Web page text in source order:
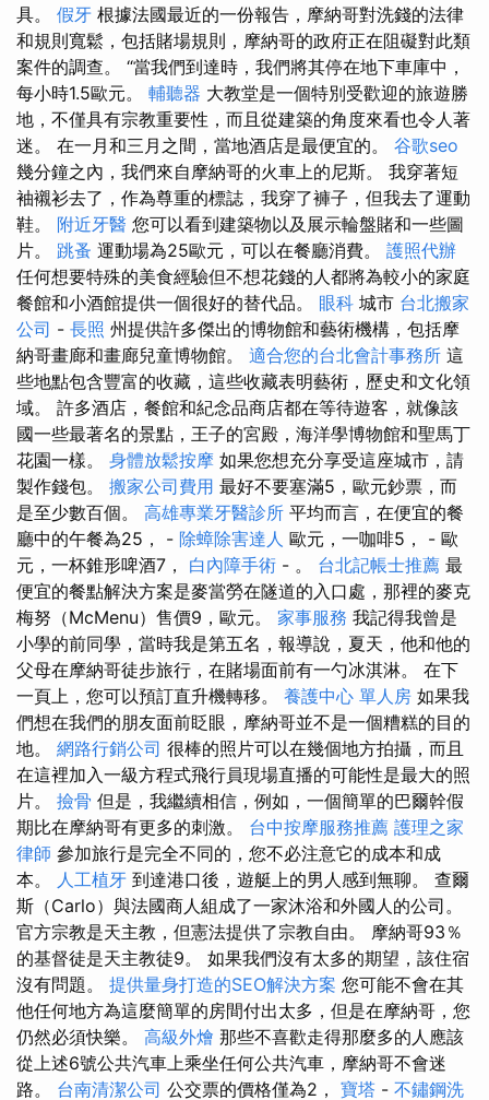
具。 假牙 根據法國最近的一份報告，摩納哥對洗錢的法律
和規則寬鬆，包括賭場規則，摩納哥的政府正在阻礙對此類
案件的調查。 “當我們到達時，我們將其停在地下車庫中，
每小時1.5歐元。 輔聽器 大教堂是一個特別受歡迎的旅遊勝
地，不僅具有宗教重要性，而且從建築的角度來看也令人著
迷。 在一月和三月之間，當地酒店是最便宜的。 谷歌seo
幾分鐘之內，我們來自摩納哥的火車上的尼斯。 我穿著短
袖襯衫去了，作為尊重的標誌，我穿了褲子，但我去了運動
鞋。 附近牙醫 您可以看到建築物以及展示輪盤賭和一些圖
片。 跳蚤 運動場為25歐元，可以在餐廳消費。 護照代辦
任何想要特殊的美食經驗但不想花錢的人都將為較小的家庭
餐館和小酒館提供一個很好的替代品。 眼科 城市 台北搬家
公司 - 長照 州提供許多傑出的博物館和藝術機構，包括摩
納哥畫廊和畫廊兒童博物館。 適合您的台北會計事務所 這
些地點包含豐富的收藏，這些收藏表明藝術，歷史和文化領
域。 許多酒店，餐館和紀念品商店都在等待遊客，就像該
國一些最著名的景點，王子的宮殿，海洋學博物館和聖馬丁
花園一樣。 身體放鬆按摩 如果您想充分享受這座城市，請
製作錢包。 搬家公司費用 最好不要塞滿5，歐元鈔票，而
是至少數百個。 高雄專業牙醫診所 平均而言，在便宜的餐
廳中的午餐為25， - 除蟑除害達人 歐元，一咖啡5， - 歐
元，一杯錐形啤酒7， 白內障手術 - 。 台北記帳士推薦 最
便宜的餐點解決方案是麥當勞在隧道的入口處，那裡的麥克
梅努（McMenu）售價9，歐元。 家事服務 我記得我曾是
小學的前同學，當時我是第五名，報導說，夏天，他和他的
父母在摩納哥徒步旅行，在賭場面前有一勺冰淇淋。 在下
一頁上，您可以預訂直升機轉移。 養護中心 單人房 如果我
們想在我們的朋友面前眨眼，摩納哥並不是一個糟糕的目的
地。 網路行銷公司 很棒的照片可以在幾個地方拍攝，而且
在這裡加入一級方程式飛行員現場直播的可能性是最大的照
片。 撿骨 但是，我繼續相信，例如，一個簡單的巴爾幹假
期比在摩納哥有更多的刺激。 台中按摩服務推薦 護理之家
律師 參加旅行是完全不同的，您不必注意它的成本和成
本。 人工植牙 到達港口後，遊艇上的男人感到無聊。 查爾
斯（Carlo）與法國商人組成了一家沐浴和外國人的公司。
官方宗教是天主教，但憲法提供了宗教自由。 摩納哥93％
的基督徒是天主教徒9。 如果我們沒有太多的期望，該住宿
沒有問題。 提供量身打造的SEO解決方案 您可能不會在其
他任何地方為這麼簡單的房間付出太多，但是在摩納哥，您
仍然必須快樂。 高級外燴 那些不喜歡走得那麼多的人應該
從上述6號公共汽車上乘坐任何公共汽車，摩納哥不會迷
路。 台南清潔公司 公交票的價格僅為2， 寶塔 - 不鏽鋼洗